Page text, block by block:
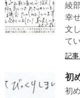
綾
幸
文
て
記
初
初